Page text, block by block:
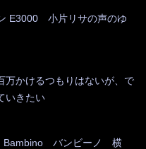
E3000 小片リサの声のゆ
万かけるつもりはないが、で
いきたい
Bambino バンビーノ 横